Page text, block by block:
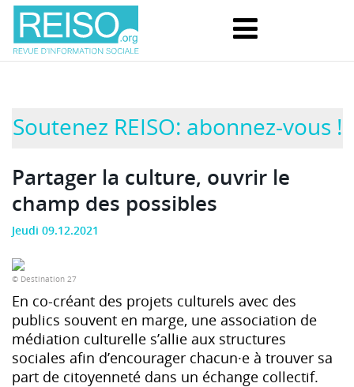
Soutenez REISO: abonnez-vous !
Partager la culture, ouvrir le
champ des possibles
Jeudi 09.12.2021
© Destination 27
En co-créant des projets culturels avec des
publics souvent en marge, une association de
médiation culturelle s’allie aux structures
sociales afin d’encourager chacun·e à trouver sa
part de citoyenneté dans un échange collectif.